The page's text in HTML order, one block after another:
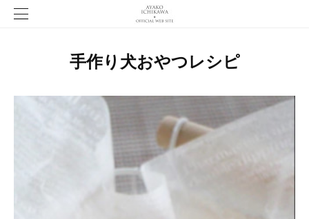
手作り犬おやつレシピ